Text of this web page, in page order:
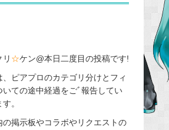
☆ケン@本日二度目の投稿です!
ピアプロのカテゴリ分けとフィ
いての途中経過をごﾞ報告してい
。
の掲示板やコラボやリクエストの